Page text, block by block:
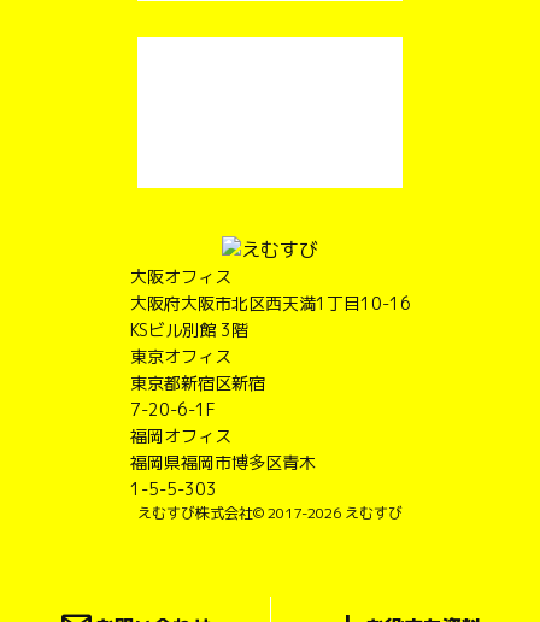
大阪オフィス
大阪府大阪市北区西天満1丁目10-16
KSビル別館 3階
東京オフィス
東京都新宿区新宿
7-20-6-1F
福岡オフィス
福岡県福岡市博多区青木
1-5-5-303
えむすび株式会社© 2017-2026 えむすび